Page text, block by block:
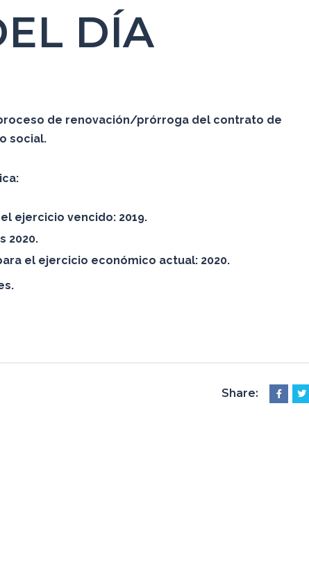
DÍA
de renovación/prórroga del contrato de
social.
ejercicio vencido: 2019.
2020.
el ejercicio económico actual: 2020.
Share: